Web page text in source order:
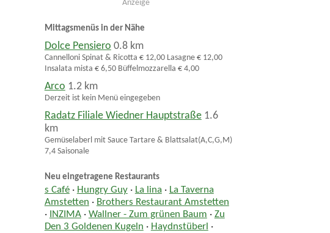
Anzeige
Mittagsmenüs in der Nähe
Dolce Pensiero 0.8 km
Cannelloni Spinat & Ricotta € 12,00 Lasagne € 12,00
Insalata mista € 6,50 Büffelmozzarella € 4,00
Arco 1.2 km
Derzeit ist kein Menü eingegeben
Radatz Filiale Wiedner Hauptstraße 1.6
km
Gemüselaberl mit Sauce Tartare & Blattsalat(A,C,G,M)
7,4 Saisonale
Neu eingetragene Restaurants
s Café· Hungry Guy· La lina · La Taverna
Amstetten · Brothers Restaurant Amstetten
·
INZIMA· Wallner - Zum grünen Baum · Zu
Den 3 Goldenen Kugeln · Haydnstüberl ·